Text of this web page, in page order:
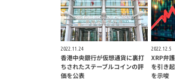
2022.11.24
香港中央銀行が仮想通貨に裏打
ちされたステーブルコインの評
価を公表
2022.12.5
XRP弁
を引き
を示唆